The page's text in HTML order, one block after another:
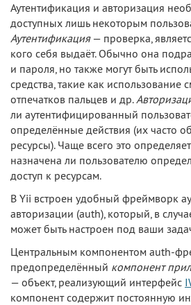
Аутентификация и авторизация
доступных лишь некоторым
Аутентификация— проверка,
кого себя выдаёт. Обычно она
и пароля, но также могут быть
средства, такие как использование
отпечатков пальцев и др.
ли аутентифицированный
определённые действия (их часто
ресурсы). Чаще всего это
назначена ли пользователю
доступ к ресурсам.
В Yii встроен удобный фреймворк
авторизации (auth), который, в
может быть настроен под ваши
Центральным компонентом auth-
предопределённый компонент
— объект, реализующий интерфейс
компонент содержит постоянную